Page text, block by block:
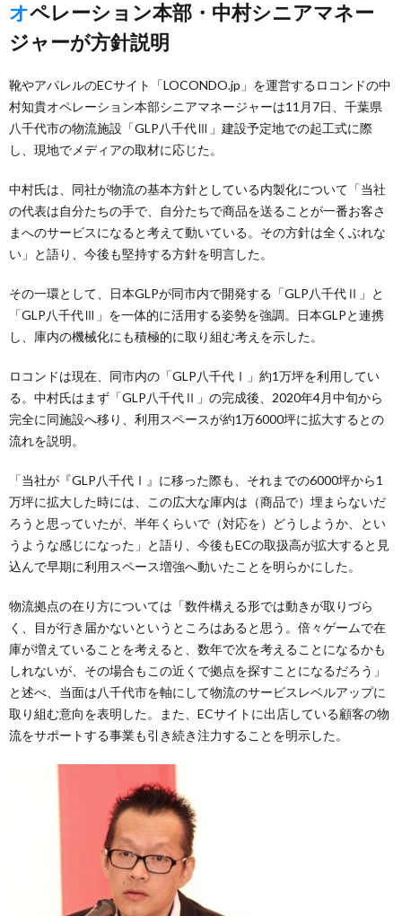
オペレーション本部・中村シニアマネー
ジャーが方針説明
靴やアパレルのECサイト「LOCONDO.jp」を運営するロコンドの中
村知貴オペレーション本部シニアマネージャーは11月7日、千葉県
八千代市の物流施設「GLP八千代Ⅲ」建設予定地での起工式に際
し、現地でメディアの取材に応じた。
中村氏は、同社が物流の基本方針としている内製化について「当社
の代表は自分たちの手で、自分たちで商品を送ることが一番お客さ
まへのサービスになると考えて動いている。その方針は全くぶれな
い」と語り、今後も堅持する方針を明言した。
その一環として、日本GLPが同市内で開発する「GLP八千代Ⅱ」と
「GLP八千代Ⅲ」を一体的に活用する姿勢を強調。日本GLPと連携
し、庫内の機械化にも積極的に取り組む考えを示した。
ロコンドは現在、同市内の「GLP八千代Ⅰ」約1万坪を利用してい
る。中村氏はまず「GLP八千代Ⅱ」の完成後、2020年4月中旬から
完全に同施設へ移り、利用スペースが約1万6000坪に拡大するとの
流れを説明。
「当社が『GLP八千代Ⅰ』に移った際も、それまでの6000坪から1
万坪に拡大した時には、この広大な庫内は（商品で）埋まらないだ
ろうと思っていたが、半年くらいで（対応を）どうしようか、とい
うような感じになった」と語り、今後もECの取扱高が拡大すると見
込んで早期に利用スペース増強へ動いたことを明らかにした。
物流拠点の在り方については「数件構える形では動きが取りづら
く、目が行き届かないというところはあると思う。倍々ゲームで在
庫が増えていることを考えると、数年で次を考えることになるかも
しれないが、その場合もこの近くで拠点を探すことになるだろう」
と述べ、当面は八千代市を軸にして物流のサービスレベルアップに
取り組む意向を表明した。また、ECサイトに出店している顧客の物
流をサポートする事業も引き続き注力することを明示した。